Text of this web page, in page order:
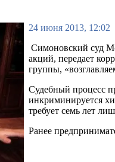
24 июня 2013, 12:02
Симоновский суд
акций, передает
группы,
Судебный процесс
инкриминируется
требует семь лет
Ранее